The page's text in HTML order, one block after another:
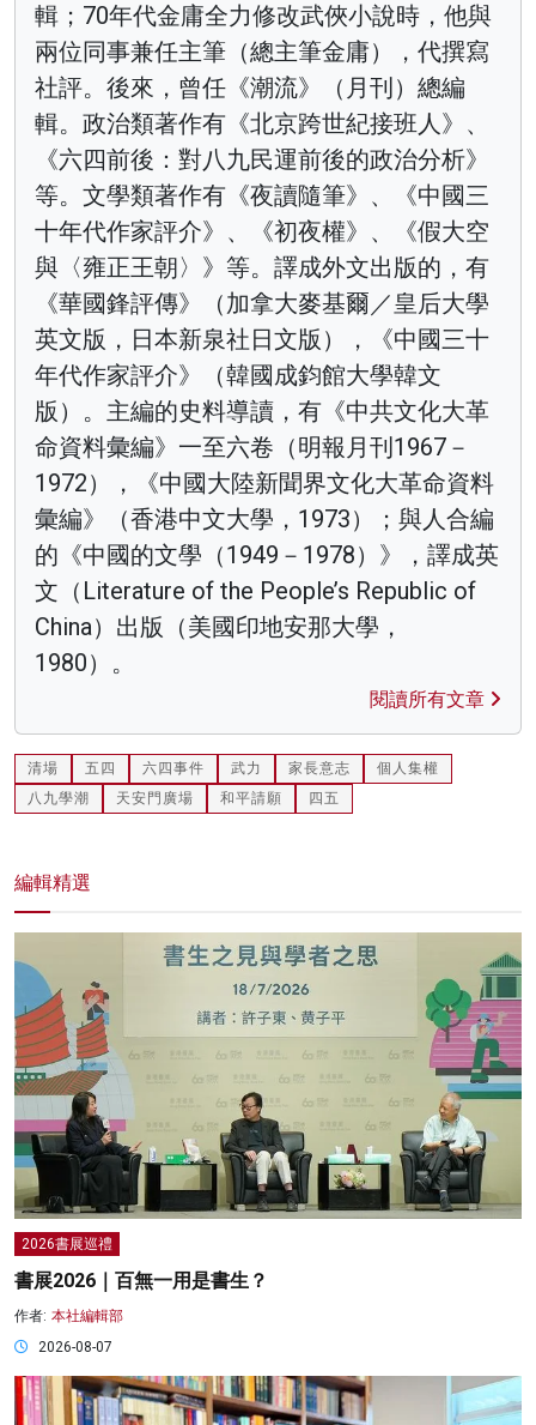
輯；70年代金庸全力修改武俠小說時，他與
兩位同事兼任主筆（總主筆金庸），代撰寫
社評。後來，曾任《潮流》（月刊）總編
輯。政治類著作有《北京跨世紀接班人》、
《六四前後：對八九民運前後的政治分析》
等。文學類著作有《夜讀隨筆》、《中國三
十年代作家評介》、《初夜權》、《假大空
與〈雍正王朝〉》等。譯成外文出版的，有
《華國鋒評傳》（加拿大麥基爾／皇后大學
英文版，日本新泉社日文版），《中國三十
年代作家評介》（韓國成鈞館大學韓文
版）。主編的史料導讀，有《中共文化大革
命資料彙編》一至六卷（明報月刊1967－
1972），《中國大陸新聞界文化大革命資料
彙編》（香港中文大學，1973）；與人合編
的《中國的文學（1949－1978）》，譯成英
文（Literature of the People’s Republic of
China）出版（美國印地安那大學，
1980）。
閱讀所有文章
清場 五四 六四事件 武力 家長意志
個人集權
八九學潮
天安門廣場 和平請願 四五
編輯精選
2026書展巡禮
書展2026｜百無一用是書生？
作者: 本社編輯部
2026-08-07